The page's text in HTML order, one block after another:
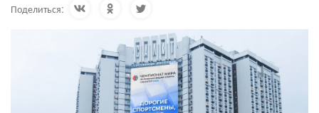
Поделиться: